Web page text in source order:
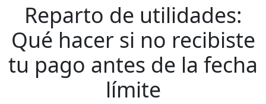
Reparto de utilidades:
Qué hacer si no recibiste
tu pago antes de la fecha
límite